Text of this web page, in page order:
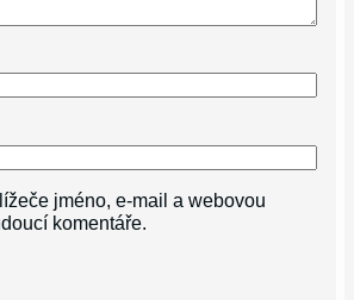
jméno, e-mail a webovou
komentáře.